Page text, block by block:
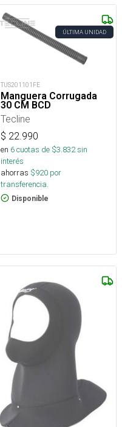
ÚLTIMA UNIDAD
TUS201101FE
Manguera Corrugada
30 CM BCD
Tecline
$ 22.990
en 6cuotas de $3.832sin
interés
ahorras $920 por
transferencia.
Disponible